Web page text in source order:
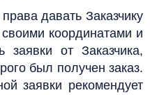
давать Заказчику
координатами и
от Заказчика,
был получен заказ.
заявки рекомендует